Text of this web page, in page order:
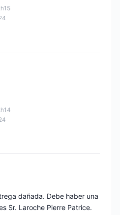
dañada. Debe haber una
Sr. Laroche Pierre Patrice.